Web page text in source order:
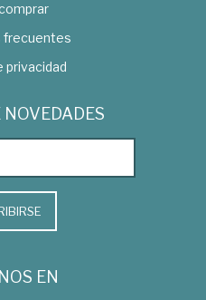
frecuentes
privacidad
EN